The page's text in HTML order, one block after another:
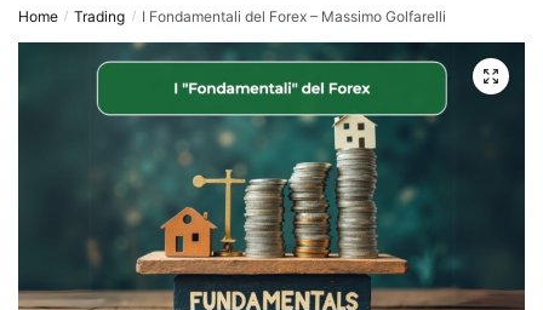
Home / Trading / I Fondamentali del Forex – Massimo Golfarelli